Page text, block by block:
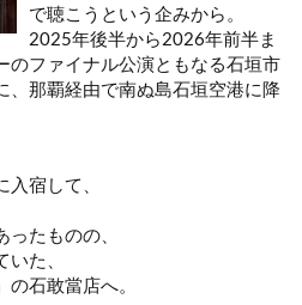
で聴こうという企みから。
2025年後半から2026年前半ま
のファイナル公演ともなる石垣市
、那覇経由で南ぬ島石垣空港に降
宿して、
たものの、
た、
石敢當店へ。